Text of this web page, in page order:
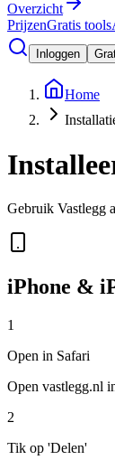
Overzicht
PrijzenGratis tools
Inloggen
Home
Gebruik Vastlegg
iPhone &
1
Open in Safari
Open vastlegg.nl
2
Tik op 'Delen'